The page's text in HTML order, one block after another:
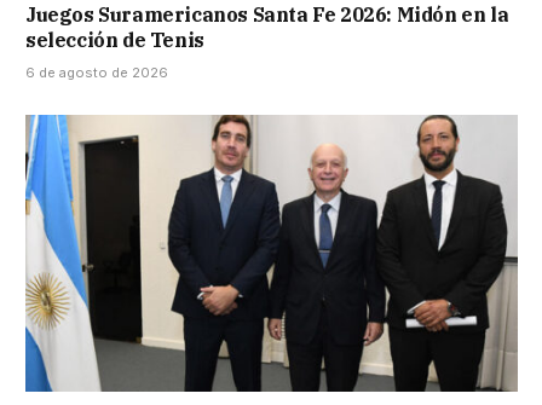
Juegos Suramericanos Santa Fe 2026: Midón en la
selección de Tenis
6 de agosto de 2026